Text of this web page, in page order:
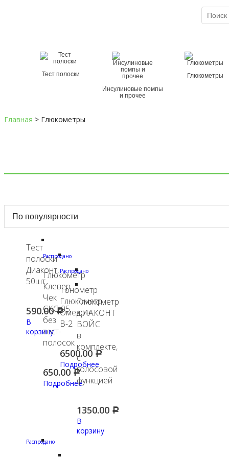
Тест полоски
Инсулиновые помпы
и прочее
Глюкометры
Главная > Глюкометры
Тест
полоски
Диаконт,
50шт
590.00Р
В
корзину
Распродано
Глюкометр
Клевер
Чек
СКС-05,
без
тест-
полосок
650.00Р
Подробнее
Распродано
Тонометр
Глюкометр
Омелон
В-2
6500.00Р
Подробнее
Глюкометр
ДИАКОНТ
ВОЙС
в
комплекте,
с
голосовой
функцией
1350.00 Р
В
корзину
Распродано